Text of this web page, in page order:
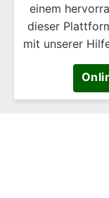
einem
dieser
mit unserer